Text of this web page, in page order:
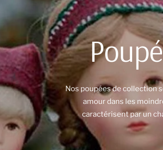
Nos poupées de collection
amour dans les
caractérisent par un